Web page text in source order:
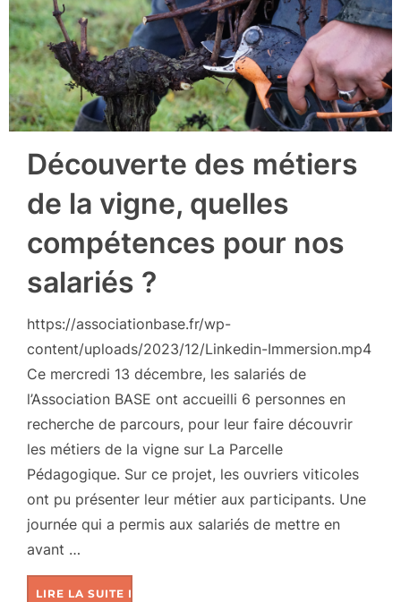
Découverte des métiers
de la vigne, quelles
compétences pour nos
salariés ?
https://associationbase.fr/wp-
content/uploads/2023/12/Linkedin-Immersion.mp4
Ce mercredi 13 décembre, les salariés de
l’Association BASE ont accueilli 6 personnes en
recherche de parcours, pour leur faire découvrir
les métiers de la vigne sur La Parcelle
Pédagogique. Sur ce projet, les ouvriers viticoles
ont pu présenter leur métier aux participants. Une
journée qui a permis aux salariés de mettre en
avant …
LIRE LA SUITE DE